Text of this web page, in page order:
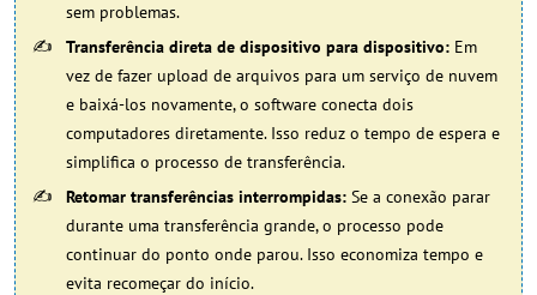
sem problemas.
Transferência direta de dispositivo para dispositivo: Em
vez de fazer upload de arquivos para um serviço de nuvem
e baixá-los novamente, o software conecta dois
computadores diretamente. Isso reduz o tempo de espera e
simplifica o processo de transferência.
Retomar transferências interrompidas: Se a conexão parar
durante uma transferência grande, o processo pode
continuar do ponto onde parou. Isso economiza tempo e
evita recomeçar do início.